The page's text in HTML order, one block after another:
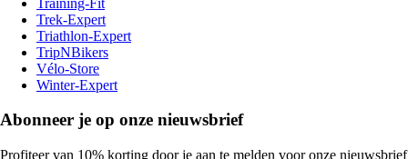
Trek-Expert
Triathlon-Expert
TripNBikers
Vélo-Store
Winter-Expert
Abonneer je op onze nieuwsbrief
Profiteer van 10% korting door je aan te melden voor onze nieuwsbrief